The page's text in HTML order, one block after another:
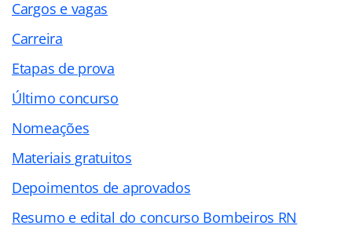
Cargos e vagas
Carreira
Etapas de prova
Último concurso
Nomeações
Materiais gratuitos
Depoimentos de aprovados
Resumo e edital do concurso Bombeiros RN